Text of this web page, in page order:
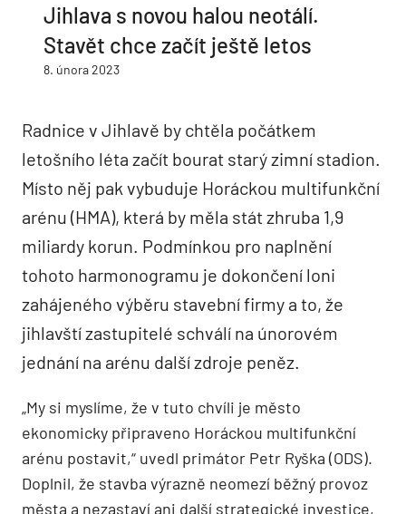
Jihlava s novou halou neotálí.
Stavět chce začít ještě letos
8. února 2023
Radnice v Jihlavě by chtěla počátkem
letošního léta začít bourat starý zimní stadion.
Místo něj pak vybuduje Horáckou multifunkční
arénu (HMA), která by měla stát zhruba 1,9
miliardy korun. Podmínkou pro naplnění
tohoto harmonogramu je dokončení loni
zahájeného výběru stavební firmy a to, že
jihlavští zastupitelé schválí na únorovém
jednání na arénu další zdroje peněz.
„My si myslíme, že v tuto chvíli je město
ekonomicky připraveno Horáckou multifunkční
arénu postavit,“ uvedl primátor Petr Ryška (ODS).
Doplnil, že stavba výrazně neomezí běžný provoz
města a nezastaví ani další strategické investice,